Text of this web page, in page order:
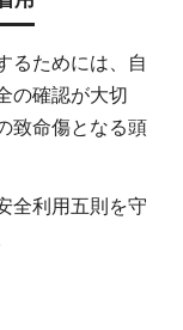
るためには、自
の確認が大切
致命傷となる頭
全利用五則を守